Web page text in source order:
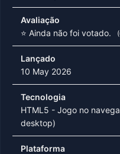
Avaliação
⭐ Ainda não foi votado.
Lançado
10 May 2026
Tecnologia
HTML5 - Jogo no
desktop)
Plataforma